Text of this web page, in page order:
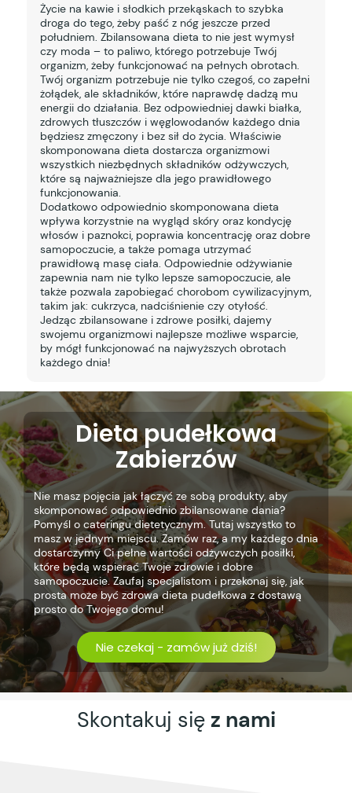
Życie na kawie i słodkich przekąskach to szybka
droga do tego, żeby paść z nóg jeszcze przed
południem. Zbilansowana dieta to nie jest wymysł
czy moda – to paliwo, którego potrzebuje Twój
organizm, żeby funkcjonować na pełnych obrotach.
Twój organizm potrzebuje nie tylko czegoś, co zapełni
żołądek, ale składników, które naprawdę dadzą mu
energii do działania. Bez odpowiedniej dawki białka,
zdrowych tłuszczów i węglowodanów każdego dnia
będziesz zmęczony i bez sił do życia. Właściwie
skomponowana dieta dostarcza organizmowi
wszystkich niezbędnych składników odżywczych,
które są najważniejsze dla jego prawidłowego
funkcjonowania.
Dodatkowo odpowiednio skomponowana dieta
wpływa korzystnie na wygląd skóry oraz kondycję
włosów i paznokci, poprawia koncentrację oraz dobre
samopoczucie, a także pomaga utrzymać
prawidłową masę ciała. Odpowiednie odżywianie
zapewnia nam nie tylko lepsze samopoczucie, ale
także pozwala zapobiegać chorobom cywilizacyjnym,
takim jak: cukrzyca, nadciśnienie czy otyłość.
Jedząc zbilansowane i zdrowe posiłki, dajemy
swojemu organizmowi najlepsze możliwe wsparcie,
by mógł funkcjonować na najwyższych obrotach
każdego dnia!
Dieta pudełkowa
Zabierzów
Nie masz pojęcia jak łączyć ze sobą produkty, aby
skomponować odpowiednio zbilansowane dania?
Pomyśl o cateringu dietetycznym. Tutaj wszystko to
masz w jednym miejscu. Zamów raz, a my każdego dnia
dostarczymy Ci pełne wartości odżywczych posiłki,
które będą wspierać Twoje zdrowie i dobre
samopoczucie. Zaufaj specjalistom i przekonaj się, jak
prosta może być zdrowa dieta pudełkowa z dostawą
prosto do Twojego domu!
Nie czekaj - zamów już dziś!
Skontakuj się z nami